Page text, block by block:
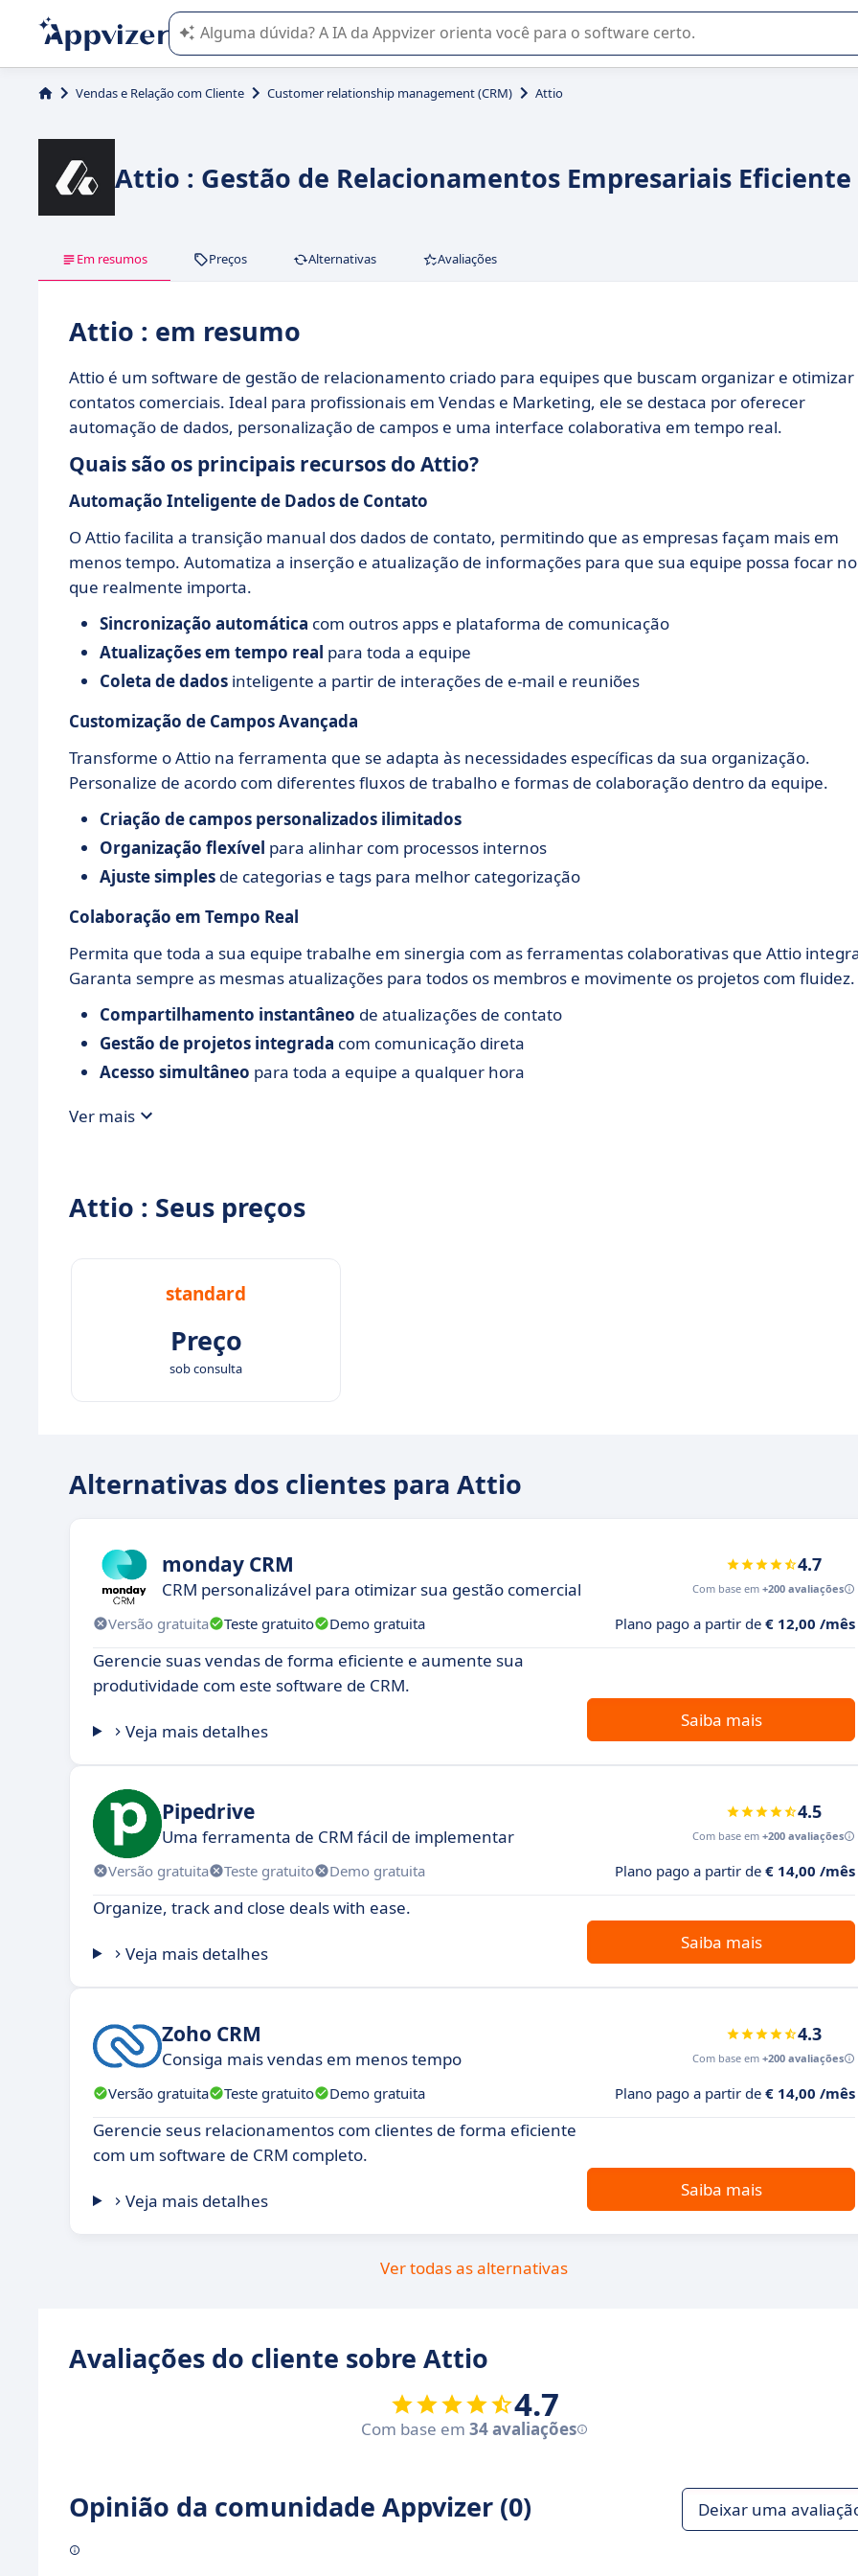
A IA do Appvizer o orienta no uso ou na seleção de software SaaS para sua empresa.
Vendas e Relação com Cliente Customer relationship management (CRM) Attio
Attio : Gestão de Relacionamentos Empresariais Eficiente
Em resumos Preços Alternativas Avaliações
Attio : em resumo
Attio é um software de gestão de relacionamento criado para equipes que buscam organizar e otimizar
contatos comerciais. Ideal para profissionais em Vendas e Marketing, ele se destaca por oferecer
automação de dados, personalização de campos e uma interface colaborativa em tempo real.
Quais são os principais recursos do Attio?
Automação Inteligente de Dados de Contato
O Attio facilita a transição manual dos dados de contato, permitindo que as empresas façam mais em
menos tempo. Automatiza a inserção e atualização de informações para que sua equipe possa focar no
que realmente importa.
Sincronização automática com outros apps e plataforma de comunicação
Atualizações em tempo real para toda a equipe
Coleta de dados inteligente a partir de interações de e-mail e reuniões
Customização de Campos Avançada
Transforme o Attio na ferramenta que se adapta às necessidades específicas da sua organização.
Personalize de acordo com diferentes fluxos de trabalho e formas de colaboração dentro da equipe.
Criação de campos personalizados ilimitados
Organização flexível para alinhar com processos internos
Ajuste simples de categorias e tags para melhor categorização
Colaboração em Tempo Real
Permita que toda a sua equipe trabalhe em sinergia com as ferramentas colaborativas que Attio
Garanta sempre as mesmas atualizações para todos os membros e movimente os projetos com fluidez.
Compartilhamento instantâneo de atualizações de contato
Gestão de projetos integrada com comunicação direta
Acesso simultâneo para toda a equipe a qualquer hora
Ver mais
Attio : Seus preços
standard
Preço
sob consulta
Alternativas dos clientes para Attio
monday CRM
CRM personalizável para otimizar sua gestão comercial
4.7
Com base em +200 avaliações
Versão gratuita Teste gratuito Demo gratuita Plano pago a partir de € 12,00 /mês
Gerencie suas vendas de forma eficiente e aumente sua
produtividade com este software de CRM.
Veja mais detalhes
Saiba mais
Pipedrive
Uma ferramenta de CRM fácil de implementar
4.5
Com base em +200 avaliações
Versão gratuita Teste gratuito Demo gratuita Plano pago a partir de € 14,00 /mês
Organize, track and close deals with ease.
Veja mais detalhes
Saiba mais
Zoho CRM
Consiga mais vendas em menos tempo
4.3
Com base em +200 avaliações
Versão gratuita Teste gratuito Demo gratuita Plano pago a partir de € 14,00 /mês
Gerencie seus relacionamentos com clientes de forma eficiente
com um software de CRM completo.
Veja mais detalhes
Saiba mais
Ver todas as alternativas
Avaliações do cliente sobre Attio
4.7
Com base em 34 avaliações
Opinião da comunidade Appvizer (0) Deixar uma